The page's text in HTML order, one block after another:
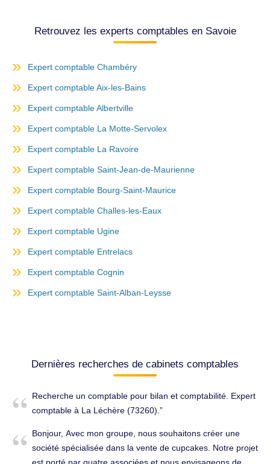
Retrouvez les experts comptables en Savoie
Expert comptable Chambéry
Expert comptable Aix-les-Bains
Expert comptable Albertville
Expert comptable La Motte-Servolex
Expert comptable La Ravoire
Expert comptable Saint-Jean-de-Maurienne
Expert comptable Bourg-Saint-Maurice
Expert comptable Challes-les-Eaux
Expert comptable Ugine
Expert comptable Entrelacs
Expert comptable Cognin
Expert comptable Saint-Alban-Leysse
Dernières recherches de cabinets comptables
Recherche un comptable pour bilan et comptabilité. Expert
comptable à La Léchère (73260).
Bonjour, Avec mon groupe, nous souhaitons créer une
société spécialisée dans la vente de cupcakes. Notre projet